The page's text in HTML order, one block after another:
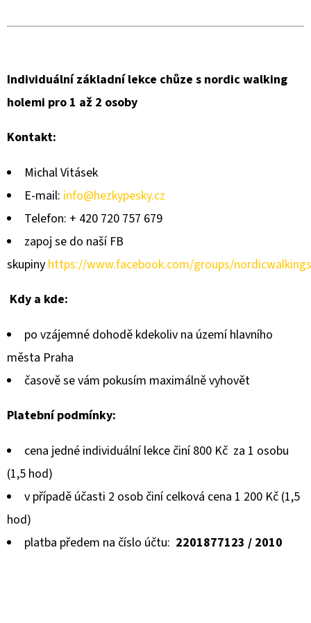
Individuální základní lekce chůze s nordic walking
holemi pro 1 až 2 osoby
Kontakt:
Michal Vitásek
E-mail: info@hezkypesky.cz
Telefon: + 420 720 757 679
zapoj se do naší FB
skupiny https://www.facebook.com/groups/
Kdy a kde:
po vzájemné dohodě kdekoliv na území hlavního
města Praha
časově se vám pokusím maximálně vyhovět
Platební podmínky:
cena jedné individuální lekce činí 800 Kč za 1 osobu
(1,5 hod)
v případě účasti 2 osob činí celková cena 1 200 Kč (1,5
hod)
platba předem na číslo účtu: 2201877123 / 2010